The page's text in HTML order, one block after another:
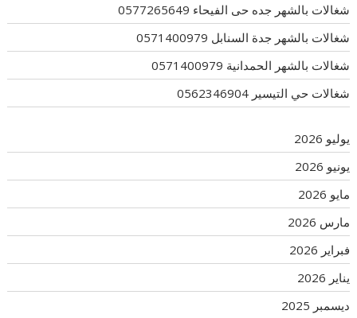
شغالات بالشهر جده حى الفيحاء 0577265649
شغالات بالشهر جدة السنابل 0571400979
شغالات بالشهر الحمدانية 0571400979
شغالات حي التيسير 0562346904
يوليو 2026
يونيو 2026
مايو 2026
مارس 2026
فبراير 2026
يناير 2026
ديسمبر 2025